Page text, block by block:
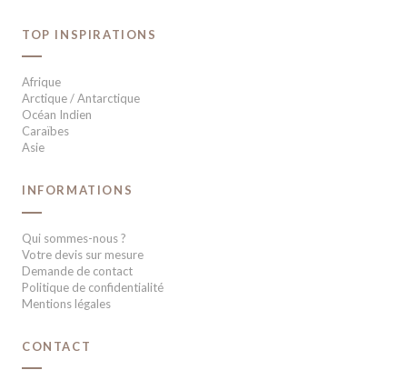
TOP INSPIRATIONS
Afrique
Arctique / Antarctique
Océan Indien
Caraïbes
Asie
INFORMATIONS
Qui sommes-nous ?
Votre devis sur mesure
Demande de contact
Politique de confidentialité
Mentions légales
CONTACT